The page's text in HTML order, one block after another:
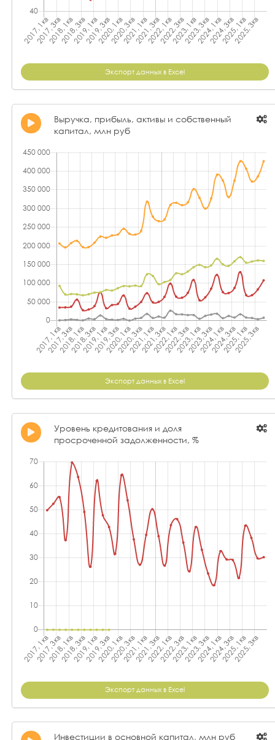
Экспорт данных в Excel
Выручка, прибыль, активы и собственный
капитал, млн руб
Экспорт данных в Excel
Уровень кредитования и доля
просроченной задолженности, %
Экспорт данных в Excel
Инвестиции в основной капитал, млн руб